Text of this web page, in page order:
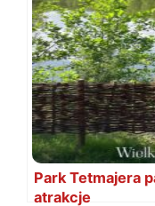
Park Tetmajera
atrakcje